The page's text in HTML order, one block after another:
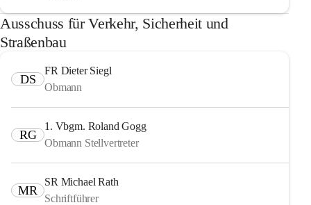
Ausschuss für Verkehr, Sicherheit und
Straßenbau
DS
FR Dieter Siegl
Obmann
RG
1. Vbgm. Roland Gogg
Obmann Stellvertreter
MR
SR Michael Rath
Schriftführer